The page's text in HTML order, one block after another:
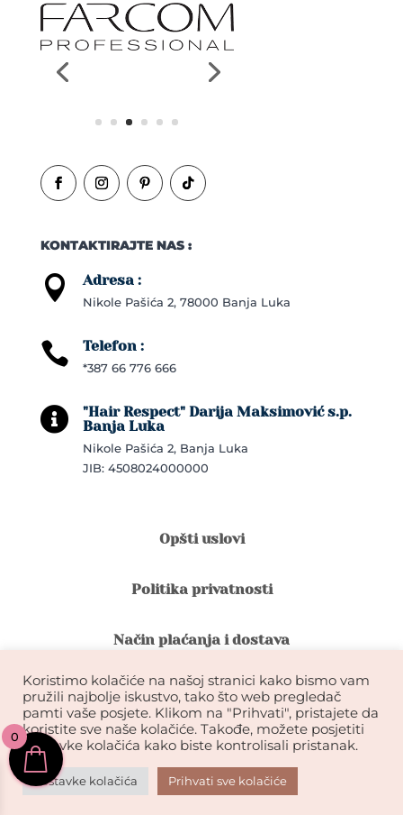
KONTAKTIRAJTE NAS :
 Adresa :
Nikole Pašića 2, 78000 Banja Luka
 Telefon :
*387 66 776 666

"Hair Respect" Darija Maksimović s.p.
Banja Luka
Nikole Pašića 2, Banja Luka
JIB: 4508024000000
Opšti uslovi
Politika privatnosti
Način plaćanja i dostava
Reklamacije i povrat robe
Garancija na kvalitet ekstenzija
Koristimo kolačiće na našoj stranici kako bismo vam
pružili najbolje iskustvo, tako što web pregledač
pamti vaše posjete. Klikom na "Prihvati", pristajete da
koristite sve naše kolačiće. Takođe, možete posjetiti
postavke kolačića kako biste kontrolisali pristanak.
Postavke kolačića Prihvati sve kolačiće
0